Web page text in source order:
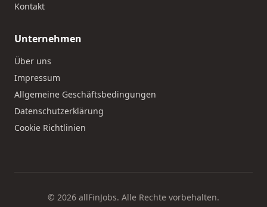
Kontakt
Unternehmen
Über uns
Impressum
Allgemeine Geschäftsbedingungen
Datenschutzerklärung
Cookie Richtlinien
© 2026 allFinJobs. Alle Rechte vorbehalten.